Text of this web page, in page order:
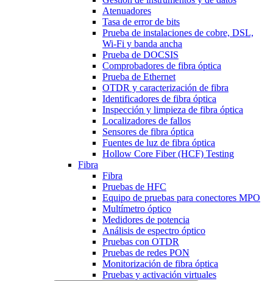
Atenuadores
Tasa de error de bits
Prueba de instalaciones de cobre, DSL,
Wi-Fi y banda ancha
Prueba de DOCSIS
Comprobadores de fibra óptica
Prueba de Ethernet
OTDR y caracterización de fibra
Identificadores de fibra óptica
Inspección y limpieza de fibra óptica
Localizadores de fallos
Sensores de fibra óptica
Fuentes de luz de fibra óptica
Hollow Core Fiber (HCF) Testing
Fibra
Fibra
Pruebas de HFC
Equipo de pruebas para conectores MPO
Multímetro óptico
Medidores de potencia
Análisis de espectro óptico
Pruebas con OTDR
Pruebas de redes PON
Monitorización de fibra óptica
Pruebas y activación virtuales